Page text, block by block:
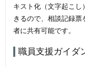
キスト化（文字起こ
きるので、相談記録
者に共有可能です。
職員支援ガイダ